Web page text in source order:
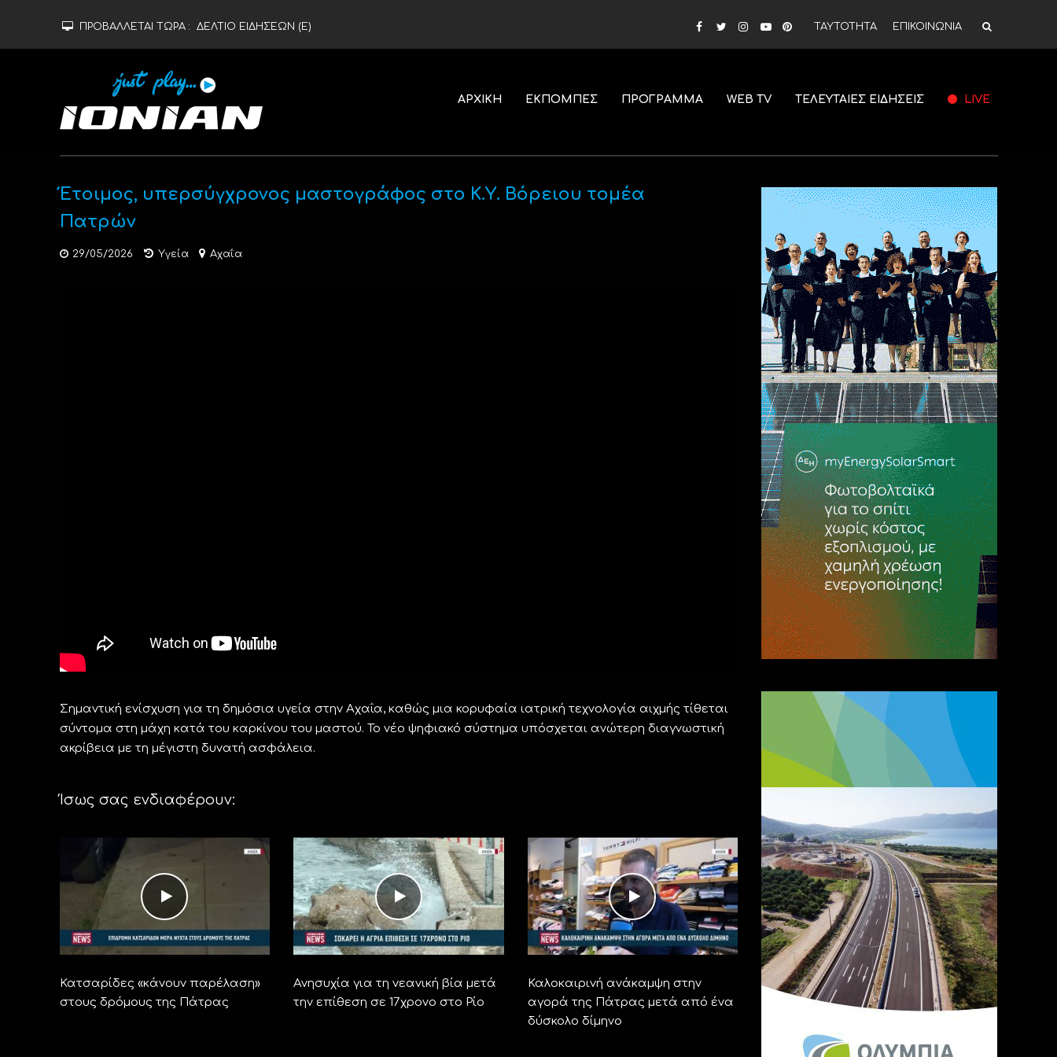
ΠΡΟΒΑΛΛΕΤΑΙ ΤΩΡΑ : ΔΕΛΤΙΟ ΕΙΔΗΣΕΩΝ (Ε) ΤΑΥΤΟΤΗΤΑ ΕΠΙΚΟΙΝΩΝΙΑ
ΑΡΧΙΚΗ ΕΚΠΟΜΠΕΣ ΠΡΟΓΡΑΜΜΑ WEB TV ΤΕΛΕΥΤΑΙΕΣ ΕΙΔΗΣΕΙΣ LIVE
Έτοιμος, υπερσύγχρονος μαστογράφος στο Κ.Υ. Βόρειου τομέα
Πατρών
29/05/2026 Υγεία Αχαΐα
Σημαντική ενίσχυση για τη δημόσια υγεία στην Αχαΐα, καθώς μια κορυφαία ιατρική τεχνολογία αιχμής τίθεται
σύντομα στη μάχη κατά του καρκίνου του μαστού. Το νέο ψηφιακό σύστημα υπόσχεται ανώτερη διαγνωστική
ακρίβεια με τη μέγιστη δυνατή ασφάλεια.
Ίσως σας ενδιαφέρουν:
Κατσαρίδες «κάνουν παρέλαση»
στους δρόμους της Πάτρας
Ανησυχία για τη νεανική βία μετά
την επίθεση σε 17χρονο στο Ρίο
Καλοκαιρινή ανάκαμψη στην
αγορά της Πάτρας μετά από ένα
δύσκολο δίμηνο